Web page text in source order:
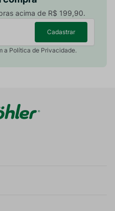
acima de R$ 199,90.
Cadastrar
a Política de Privacidade.